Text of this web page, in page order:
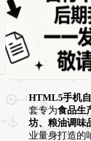
HTML5手机
套专为食品生
坊、粮油调味
业量身打造的